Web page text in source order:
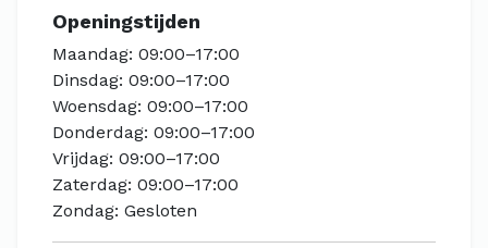
Openingstijden
Maandag: 09:00–17:00
Dinsdag: 09:00–17:00
Woensdag: 09:00–17:00
Donderdag: 09:00–17:00
Vrijdag: 09:00–17:00
Zaterdag: 09:00–17:00
Zondag: Gesloten